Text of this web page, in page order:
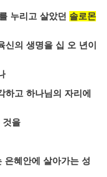
누리고 살았던 솔로몬
신의 생명을 십 오 년이
하고 하나님의 자리에
것을
은혜안에 살아가는 성